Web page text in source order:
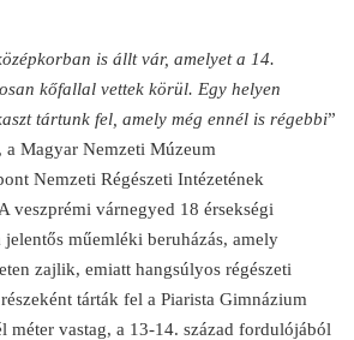
is állt vár, amelyet a 14.
kőfallal vettek körül. Egy helyen
tártunk fel, amely még ennél is régebbi”
Magyar Nemzeti Múzeum
Nemzeti Régészeti Intézetének
veszprémi várnegyed 18 érsekségi
jelentős műemléki beruházás, amely
zajlik, emiatt hangsúlyos régészeti
tárták fel a Piarista Gimnázium
méter vastag, a 13-14. század fordulójából